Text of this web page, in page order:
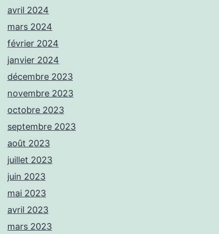
avril 2024
mars 2024
février 2024
janvier 2024
décembre 2023
novembre 2023
octobre 2023
septembre 2023
août 2023
juillet 2023
juin 2023
mai 2023
avril 2023
mars 2023